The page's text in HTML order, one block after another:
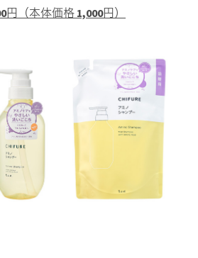
（本体価格 1,000円）